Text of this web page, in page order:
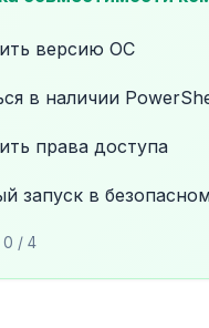
версию ОС
в наличии
права доступа
запуск в
0 / 4